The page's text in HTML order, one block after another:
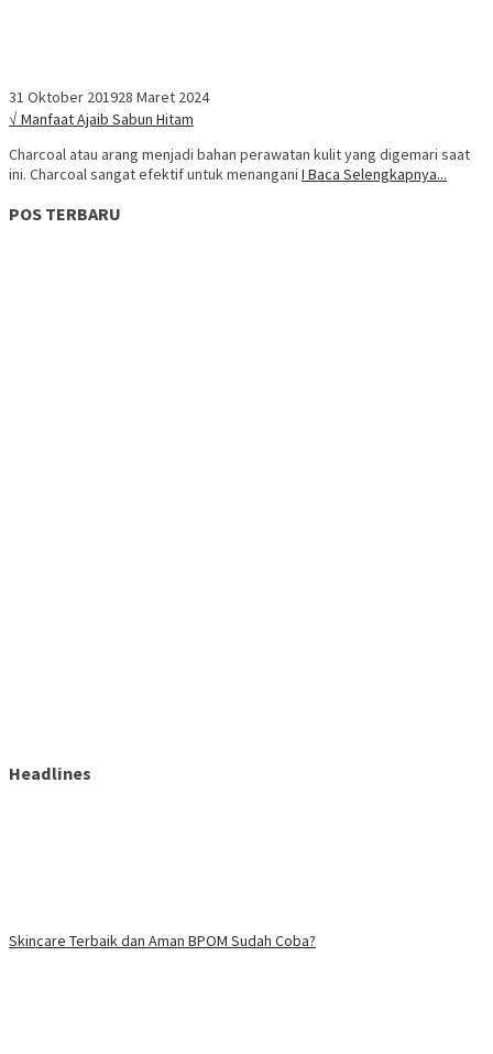
31 Oktober 201928 Maret 2024
√ Manfaat Ajaib Sabun Hitam
Charcoal atau arang menjadi bahan perawatan kulit yang digemari saat
ini. Charcoal sangat efektif untuk menangani I Baca Selengkapnya...
POS TERBARU
Headlines
Skincare Terbaik dan Aman BPOM Sudah Coba?